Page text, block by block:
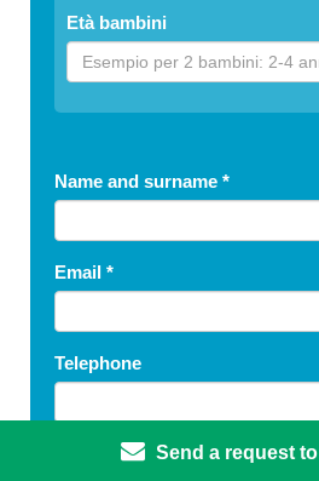
Età bambini
Name and surname *
Email *
Telephone
Treatment* Send a request to